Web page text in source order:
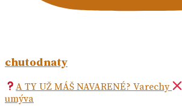
chutodnaty
A TY UŽ MÁŠ NAVARENÉ? Varechy
umýva